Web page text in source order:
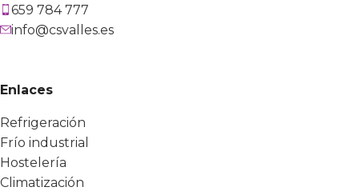
659 784 777
info@csvalles.es
Enlaces
Refrigeración
Frío industrial
Hostelería
Climatización